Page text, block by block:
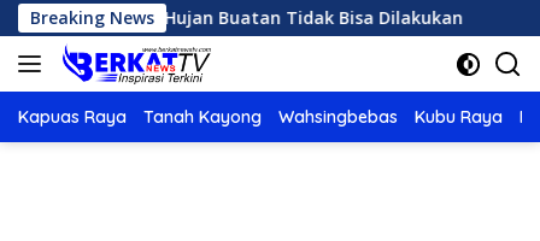
Langsung
ke
konten
Breaking News
OMC Hujan Buatan Tidak Bisa Dilakukan
Kapuas Raya Tanah Kayong Wahsingbebas Kubu Raya